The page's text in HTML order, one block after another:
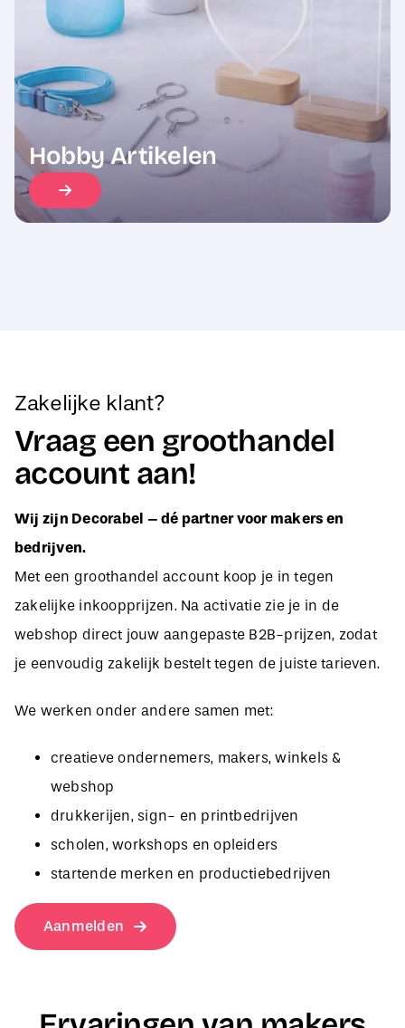
Hobby Artikelen
Vraag een groothandel
account aan!
Wij zijn Decorabel – dé partner voor makers en
bedrijven.
Met een groothandel account koop je in tegen
zakelijke inkoopprijzen. Na activatie zie je in de
webshop direct jouw aangepaste B2B-prijzen, zodat
je eenvoudig zakelijk bestelt tegen de juiste tarieven.
webshop
drukkerijen, sign- en printbedrijven
scholen, workshops en opleiders
startende merken en productiebedrijven